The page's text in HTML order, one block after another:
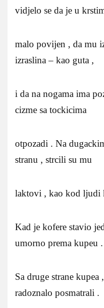
vidjelo se da je u
malo povijen , da mu
izraslina – kao guta ,
i da na nogama ima
cizme sa tockicima
otpozadi . Na
stranu , strcili su mu
laktovi , kao kod ljudi
Kad je kofere stavio
umorno prema kupeu .
Sa druge strane
radoznalo posmatrali .